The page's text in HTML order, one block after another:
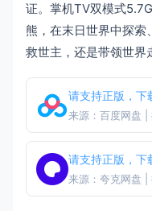
证。掌机TV双模式
熊，在末日世界中探
救世主，还是带领世界
请支持正版，下
来源：百度网盘 |
请支持正版，下
来源：夸克网盘 |